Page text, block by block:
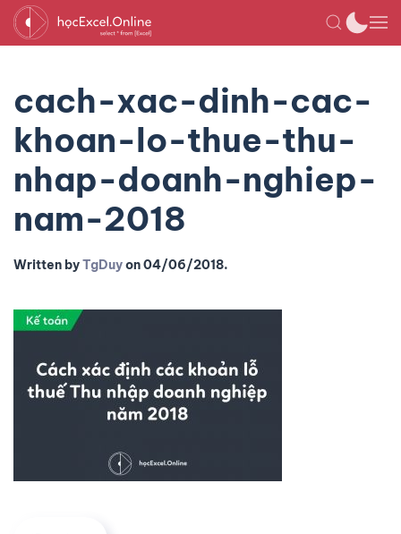
cach-xac-dinh-cac-
khoan-lo-thue-thu-
nhap-doanh-nghiep-
nam-2018
Written byTgDuyon04/06/2018.